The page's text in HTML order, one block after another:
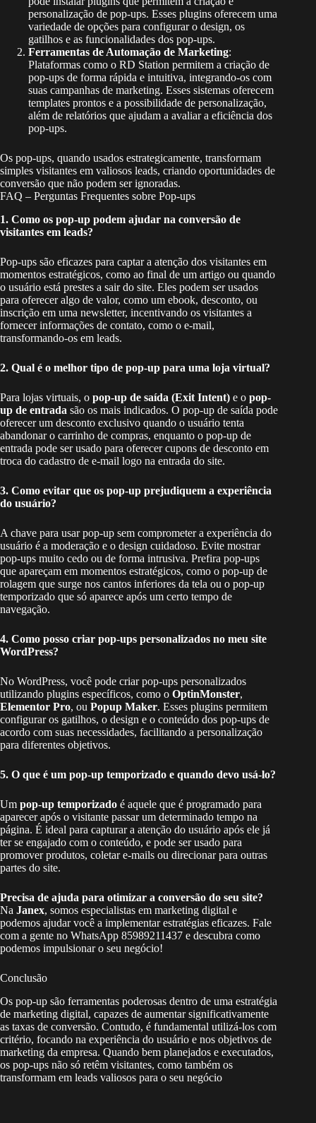
personalização de pop-ups. Esses plugins oferecem uma
variedade de opções para configurar o design, os
gatilhos e as funcionalidades dos pop-ups.
Ferramentas de Automação de Marketing:
Plataformas como o RD Station permitem a criação de
pop-ups de forma rápida e intuitiva, integrando-os com
suas campanhas de marketing. Esses sistemas oferecem
templates prontos e a possibilidade de personalização,
além de relatórios que ajudam a avaliar a eficiência dos
pop-ups.
Os pop-ups, quando usados estrategicamente, transformam
simples visitantes em valiosos leads, criando oportunidades de
conversão que não podem ser ignoradas.
FAQ – Perguntas Frequentes sobre Pop-ups
1. Como os pop-up podem ajudar na conversão de
visitantes em leads?
Pop-ups são eficazes para captar a atenção dos visitantes em
momentos estratégicos, como ao final de um artigo ou quando
o usuário está prestes a sair do site. Eles podem ser usados
para oferecer algo de valor, como um ebook, desconto, ou
inscrição em uma newsletter, incentivando os visitantes a
fornecer informações de contato, como o e-mail,
transformando-os em leads.
2. Qual é o melhor tipo de pop-up para uma loja virtual?
Para lojas virtuais, o pop-up de saída (Exit Intent) e o pop-
up de entrada são os mais indicados. O pop-up de saída pode
oferecer um desconto exclusivo quando o usuário tenta
abandonar o carrinho de compras, enquanto o pop-up de
entrada pode ser usado para oferecer cupons de desconto em
troca do cadastro de e-mail logo na entrada do site.
3. Como evitar que os pop-up prejudiquem a experiência
do usuário?
A chave para usar pop-up sem comprometer a experiência do
usuário é a moderação e o design cuidadoso. Evite mostrar
pop-ups muito cedo ou de forma intrusiva. Prefira pop-ups
que apareçam em momentos estratégicos, como o pop-up de
rolagem que surge nos cantos inferiores da tela ou o pop-up
temporizado que só aparece após um certo tempo de
navegação.
4. Como posso criar pop-ups personalizados no meu site
WordPress?
No WordPress, você pode criar pop-ups personalizados
utilizando plugins específicos, como o OptinMonster,
Elementor Pro, ou Popup Maker. Esses plugins permitem
configurar os gatilhos, o design e o conteúdo dos pop-ups de
acordo com suas necessidades, facilitando a personalização
para diferentes objetivos.
5. O que é um pop-up temporizado e quando devo usá-lo?
Um pop-up temporizado é aquele que é programado para
aparecer após o visitante passar um determinado tempo na
página. É ideal para capturar a atenção do usuário após ele já
ter se engajado com o conteúdo, e pode ser usado para
promover produtos, coletar e-mails ou direcionar para outras
partes do site.
Precisa de ajuda para otimizar a conversão do seu site?
Na Janex, somos especialistas em marketing digital e
podemos ajudar você a implementar estratégias eficazes. Fale
com a gente no WhatsApp 85989211437 e descubra como
podemos impulsionar o seu negócio!
Conclusão
Os pop-up são ferramentas poderosas dentro de uma estratégia
de marketing digital, capazes de aumentar significativamente
as taxas de conversão. Contudo, é fundamental utilizá-los com
critério, focando na experiência do usuário e nos objetivos de
marketing da empresa. Quando bem planejados e executados,
os pop-ups não só retêm visitantes, como também os
transformam em leads valiosos para o seu negócio